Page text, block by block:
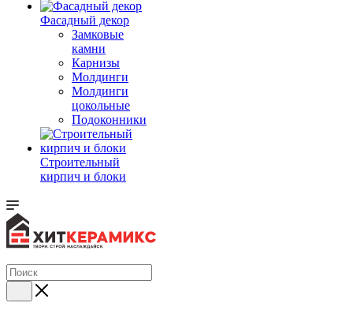
Фасадный декор
Замковые
камни
Карнизы
Молдинги
Молдинги
цокольные
Подоконники
Строительный
кирпич и блоки